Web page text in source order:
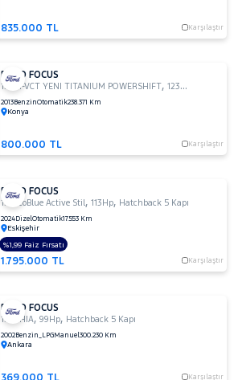
835.000 TL Karşılaştır
FORD FOCUS
1.6 TI-VCT YENI TITANIUM POWERSHIFT,123Hp
2013BenzinOtomatik238.371 Km
Konya
800.000 TL Karşılaştır
FORD FOCUS
1.5 EcoBlue Active Stil,113Hp, Hatchback 5 Kapı
2024DizelOtomatik17.553 Km
Eskişehir
1.795.000 TL Karşılaştır
%1,99 Faiz Fırsatı
FORD FOCUS
1.6 GHIA,99Hp, Hatchback 5 Kapı
2002Benzin_LPGManuel300.230 Km
Ankara
Karşılaştır